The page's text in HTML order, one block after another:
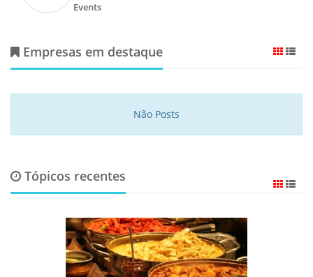
Events
Empresas em destaque
Não Posts
Tópicos recentes